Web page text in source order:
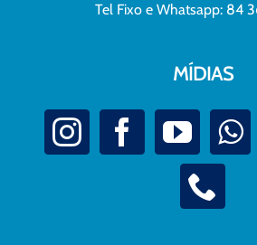
Tel Fixo e Whatsapp: 84
MÍDIAS